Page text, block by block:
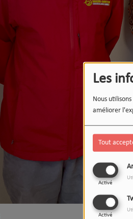
Les
Nous
améliorer
Tout
Activé
Activé